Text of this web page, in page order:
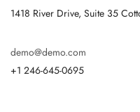
1418 River Drive, Suite 35
demo@demo.com
+1 246-645-0695